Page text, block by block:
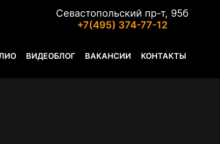
Севастопольский пр-т, 95б
+7(495) 374-77-12
ВИДЕОБЛОГ ВАКАНСИИ КОНТАКТЫ